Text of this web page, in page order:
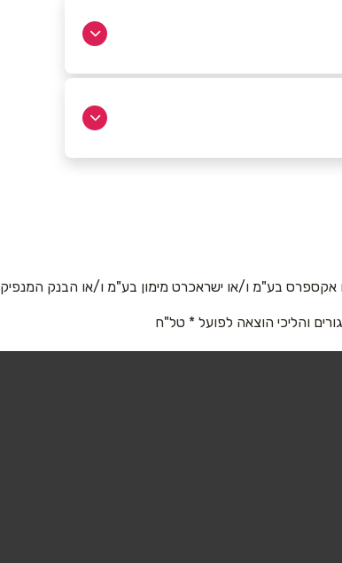
בע"מ ו/או ישראכרט מימון בע"מ ו/או הבנק המנפיק
והליכי הוצאה לפועל * טל"ח